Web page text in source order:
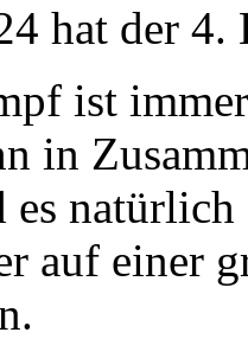
hat der 4.
ist
in
natürlich
auf einer